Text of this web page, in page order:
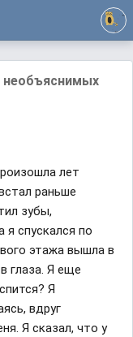
необъяснимых
лет
раньше
зубы,
я спускался по
этажа вышла в
глаза. Я еще
Я
вдруг
Я сказал, что у